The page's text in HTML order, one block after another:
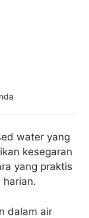
water yang
kesegaran
yang praktis
harian.
dalam air